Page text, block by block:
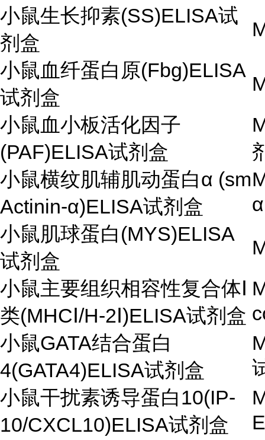
小鼠生长抑素(SS)ELISA试
剂盒
小鼠血纤蛋白原(Fbg)ELISA
试剂盒
小鼠血小板活化因子
(PAF)ELISA试剂盒
小鼠横纹肌辅肌动蛋白α (sm
Actinin-α)ELISA试剂盒
小鼠肌球蛋白(MYS)ELISA
试剂盒
小鼠主要组织相容性复合体Ⅰ
类(MHCⅠ/H-2Ⅰ)ELISA试剂盒
小鼠GATA结合蛋白
4(GATA4)ELISA试剂盒
小鼠干扰素诱导蛋白10(IP-
10/CXCL10)ELISA试剂盒